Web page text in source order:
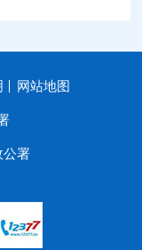
网站地图
公署